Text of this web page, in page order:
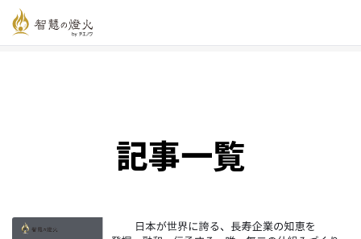
智慧の燈火オンライン
記事一覧